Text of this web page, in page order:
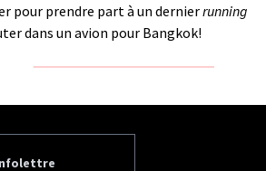
pour prendre part à un dernierrunning
dans un avion pour Bangkok!